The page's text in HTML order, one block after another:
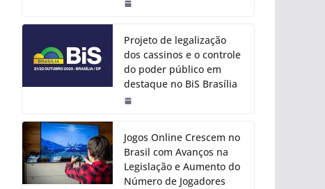
Projeto de legalização
dos cassinos e o controle
do poder público em
destaque no BiS Brasília
Jogos Online Crescem no
Brasil com Avanços na
Legislação e Aumento do
Número de Jogadores